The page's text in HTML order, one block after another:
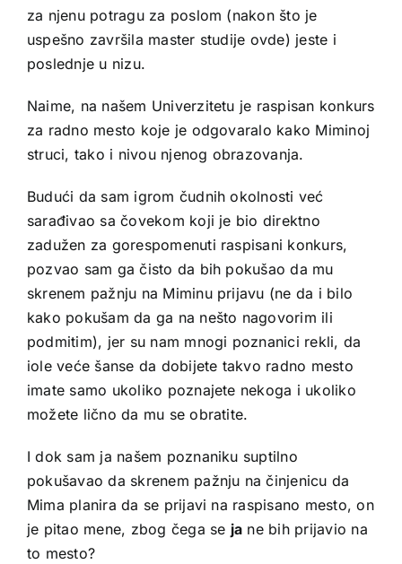
za njenu potragu za poslom (nakon što je
uspešno završila master studije ovde) jeste i
poslednje u nizu.
Naime, na našem Univerzitetu je raspisan konkurs
za radno mesto koje je odgovaralo kako Miminoj
struci, tako i nivou njenog obrazovanja.
Budući da sam igrom čudnih okolnosti već
sarađivao sa čovekom koji je bio direktno
zadužen za gorespomenuti raspisani konkurs,
pozvao sam ga čisto da bih pokušao da mu
skrenem pažnju na Miminu prijavu (ne da i bilo
kako pokušam da ga na nešto nagovorim ili
podmitim), jer su nam mnogi poznanici rekli, da
iole veće šanse da dobijete takvo radno mesto
imate samo ukoliko poznajete nekoga i ukoliko
možete lično da mu se obratite.
I dok sam ja našem poznaniku suptilno
pokušavao da skrenem pažnju na činjenicu da
Mima planira da se prijavi na raspisano mesto, on
je pitao mene, zbog čega se ja ne bih prijavio na
to mesto?